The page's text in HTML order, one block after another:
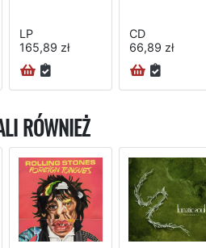
LP
165,89 zł
CD
66,89 zł
RÓWNIEŻ